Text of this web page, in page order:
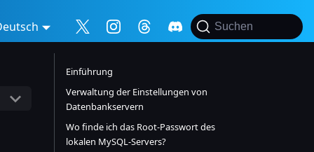
Suchen
Einführung
Verwaltung der Einstellungen von
Datenbankservern
Wo finde ich das Root-Passwort des
lokalen MySQL-Servers?